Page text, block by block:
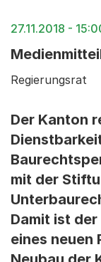
27.11.2018 -
Regierungsrat
Der Kanton
mit der
Damit ist
eines